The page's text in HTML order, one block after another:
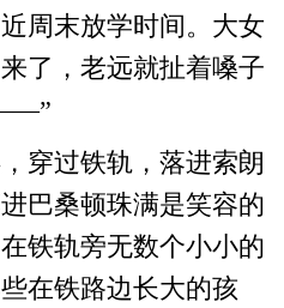
末放学时间。大女
了，老远就扯着嗓子
过铁轨，落进索朗
巴桑顿珠满是笑容的
铁轨旁无数个小小的
在铁路边长大的孩